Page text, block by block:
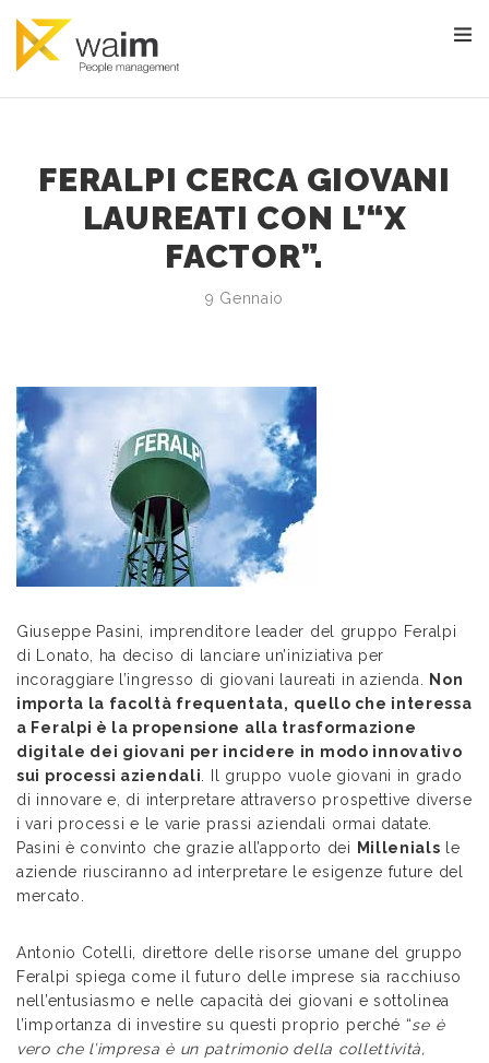
FERALPI CERCA GIOVANI
LAUREATI CON L’“X
FACTOR”.
9 Gennaio
Giuseppe Pasini, imprenditore leader del gruppo Feralpi
di Lonato, ha deciso di lanciare un’iniziativa per
incoraggiare l’ingresso di giovani laureati in azienda.
Non
importa la facoltà frequentata, quello che interessa
a Feralpi è la propensione alla trasformazione
digitale dei giovani per incidere in modo innovativo
sui processi aziendali . Il gruppo vuole giovani in grado
di innovare e, di interpretare attraverso prospettive diverse
i vari processi e le varie prassi aziendali ormai datate.
Pasini è convinto che grazie all’apporto dei
Millenials le
aziende riusciranno ad interpretare le esigenze future del
mercato.
Antonio Cotelli, direttore delle risorse umane del gruppo
Feralpi spiega come il futuro delle imprese sia racchiuso
nell’entusiasmo e nelle capacità dei giovani e sottolinea
l’importanza di investire su questi proprio perché “se è
vero che l’impresa è un patrimonio della collettività,